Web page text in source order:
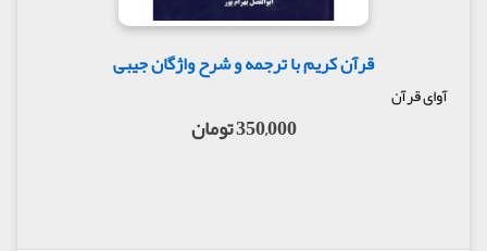
قرآن کریم با ترجمه و شرح واژگان جیبی
آوای قرآن
350,000 تومان